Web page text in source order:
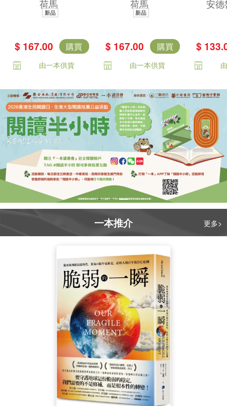
著，唯一主張
女性）傳奇譯
本）
荷馬
新品
$ 167.00 購買
由一本供貨
不朽中譯珍藏經
荷馬
新品
$ 167.00 購買
由一本供貨
集
里亞
賽》
安德
$
一本推介 更多>